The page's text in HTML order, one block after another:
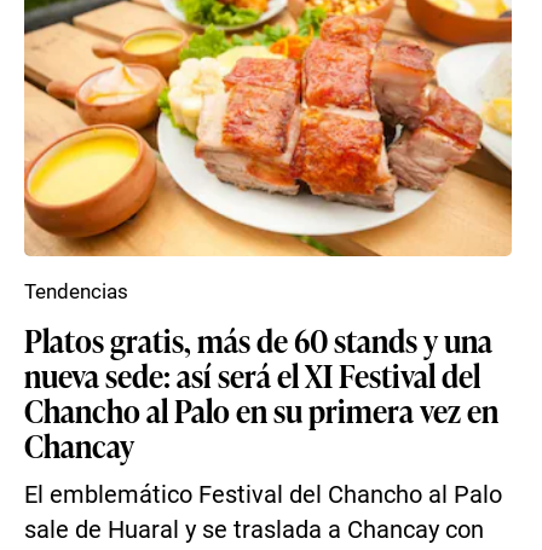
Platos gratis, más de 60 stands y una
nueva sede: así será el XI Festival del
Chancho al Palo en su primera vez en
Chancay
El emblemático Festival del Chancho al Palo
sale de Huaral y se traslada a Chancay con
Tendencias